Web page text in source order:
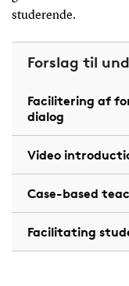
studerende.
Forslag til
Facilitering af
dialog
Video
Case-based
Facilitating